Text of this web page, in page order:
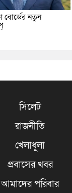
বোর্ডের নতুন
সিলেট
রাজনীতি
খেলাধুলা
প্রবাসের খবর
আমাদের পরিবার